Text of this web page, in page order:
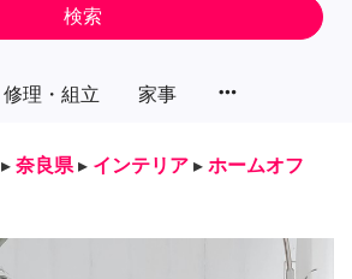
修理・組立 家事 more_horiz
検索
▸ 奈良県 ▸ インテリア ▸ ホームオフ